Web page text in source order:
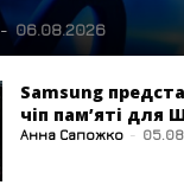
- 06.08.2026
Samsung
чіп пам’яті для
Анна Сапожко -